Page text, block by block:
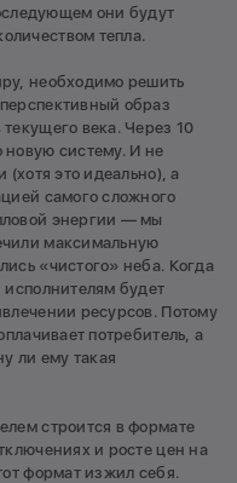
они будут
тепла.
необходимо решить
образ
века. Через 10
систему. И не
это идеально), а
самого сложного
энергии — мы
максимальную
«чистого» неба. Когда
будет
ресурсов. Потому
потребитель, а
ли ему такая
строится в формате
и росте цен на
формат изжил себя.